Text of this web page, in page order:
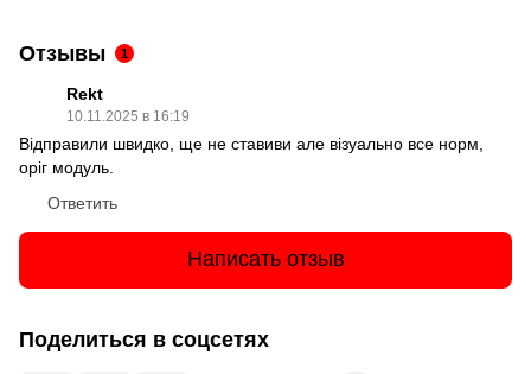
Отзывы 1
Rekt
10.11.2025 в 16:19
Відправили швидко, ще не ставиви але візуально все норм,
оріг модуль.
Ответить
Написать отзыв
Поделиться в соцсетях